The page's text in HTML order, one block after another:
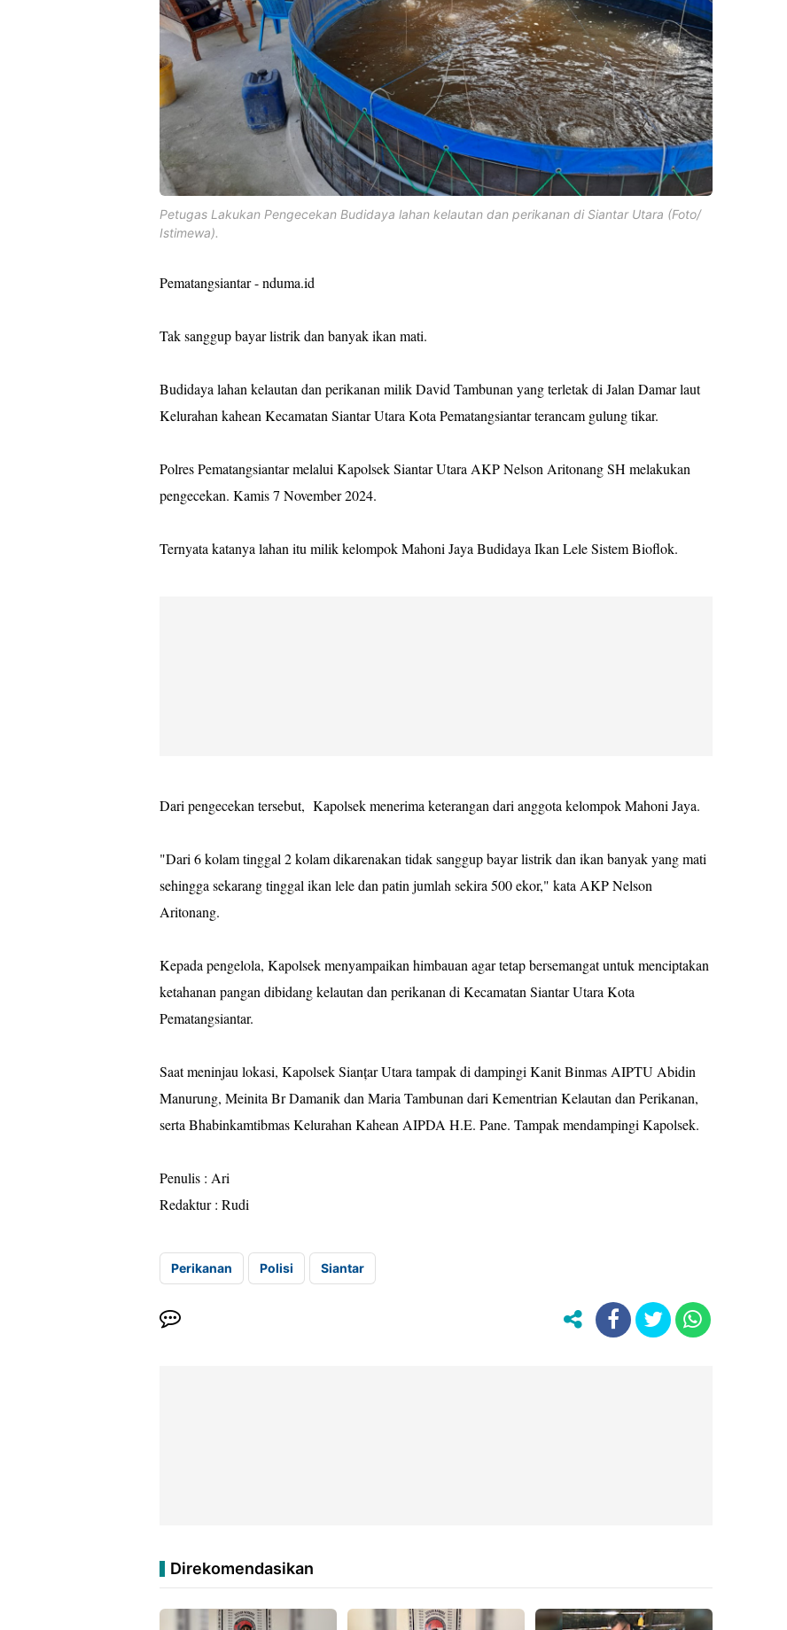
Petugas Lakukan Pengecekan Budidaya lahan kelautan dan perikanan di Siantar Utara (Foto/
Istimewa).
Pematangsiantar - nduma.id
Tak sanggup bayar listrik dan banyak ikan mati.
Budidaya lahan kelautan dan perikanan milik David Tambunan yang terletak di Jalan Damar laut
Kelurahan kahean Kecamatan Siantar Utara Kota Pematangsiantar terancam gulung tikar.
Polres Pematangsiantar melalui Kapolsek Siantar Utara AKP Nelson Aritonang SH melakukan
pengecekan. Kamis 7 November 2024.
Ternyata katanya lahan itu milik kelompok Mahoni Jaya Budidaya Ikan Lele Sistem Bioflok.
Dari pengecekan tersebut, Kapolsek menerima keterangan dari anggota kelompok Mahoni Jaya.
"Dari 6 kolam tinggal 2 kolam dikarenakan tidak sanggup bayar listrik dan ikan banyak yang mati
sehingga sekarang tinggal ikan lele dan patin jumlah sekira 500 ekor," kata AKP Nelson
Aritonang.
Kepada pengelola, Kapolsek menyampaikan himbauan agar tetap bersemangat untuk menciptakan
ketahanan pangan dibidang kelautan dan perikanan di Kecamatan Siantar Utara Kota
Pematangsiantar.
Saat meninjau lokasi, Kapolsek Sianțar Utara tampak di dampingi Kanit Binmas AIPTU Abidin
Manurung, Meinita Br Damanik dan Maria Tambunan dari Kementrian Kelautan dan Perikanan,
serta Bhabinkamtibmas Kelurahan Kahean AIPDA H.E. Pane. Tampak mendampingi Kapolsek.
Penulis : Ari
Redaktur : Rudi
Perikanan Polisi Siantar
Direkomendasikan